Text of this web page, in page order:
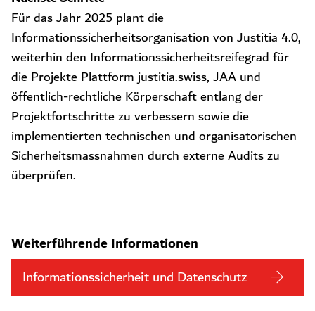
Für das Jahr 2025 plant die
Informationssicherheitsorganisation von Justitia 4.0,
weiterhin den Informationssicherheitsreifegrad für
die Projekte Plattform justitia.swiss, JAA und
öffentlich-rechtliche Körperschaft entlang der
Projektfortschritte zu verbessern sowie die
implementierten technischen und organisatorischen
Sicherheitsmassnahmen durch externe Audits zu
überprüfen.
Weiterführende Informationen
Informationssicherheit und Datenschutz